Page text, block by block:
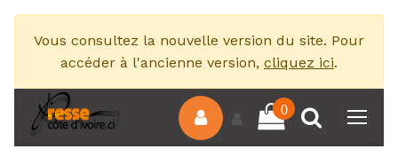
Vous consultez la nouvelle version du site. Pour
accéder à l'ancienne version, cliquez ici.
0